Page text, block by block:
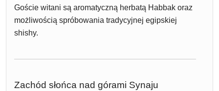
Goście witani są aromatyczną herbatą Habbak oraz
możliwością spróbowania tradycyjnej egipskiej
shishy.
Zachód słońca nad górami Synaju